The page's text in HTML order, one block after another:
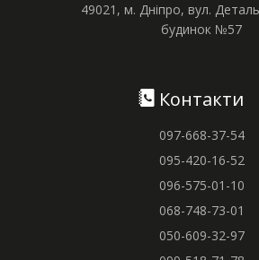
49021, м. Дніпро, вул.
будинок №57
Контакти
097-668-37-54
095-420-16-52
096-575-01-10
068-748-73-01
050-609-32-97